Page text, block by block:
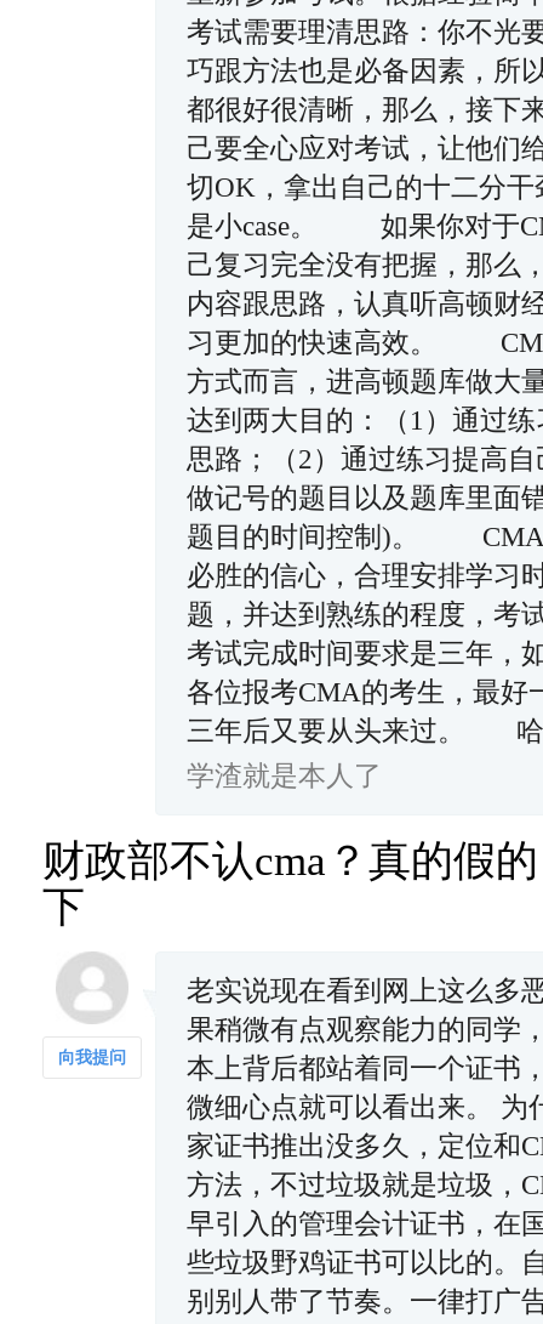
考试需要理清思路：你不光
巧跟方法也是必备因素，所
都很好很清晰，那么，接下
己要全心应对考试，让他们
切OK，拿出自己的十二分
是小case。 如果你对于
己复习完全没有把握，那么
内容跟思路，认真听高顿财
习更加的快速高效。
方式而言，进高顿题库做大
达到两大目的：（1）通过
思路；（2）通过练习提
做记号的题目以及题库里面
题目的时间控制)。 CMA
必胜的信心，合理安排学习
题，并达到熟练的程度，
考试完成时间要求是三年，
各位报考CMA的考生，最好
三年后又要从头来过。 哈
学渣就是本人了
财政部不认cma？真的假
下
向我提问
老实说现在看到网上这么多
果稍微有点观察能力的同学
本上背后都站着同一个证书
微细心点就可以看出来。 为
家证书推出没多久，定位和
方法，不过垃圾就是垃圾，
早引入的管理会计证书，在
些垃圾野鸡证书可以比的。
别别人带了节奏。一律打广